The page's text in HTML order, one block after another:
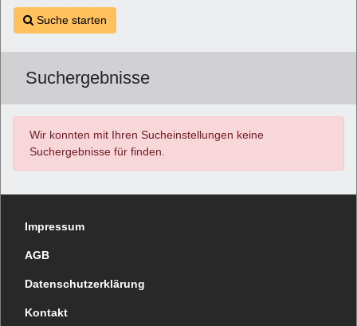
Suche starten
Suchergebnisse
Wir konnten mit Ihren Sucheinstellungen keine
Suchergebnisse für finden.
Impressum
AGB
Datenschutzerklärung
Kontakt